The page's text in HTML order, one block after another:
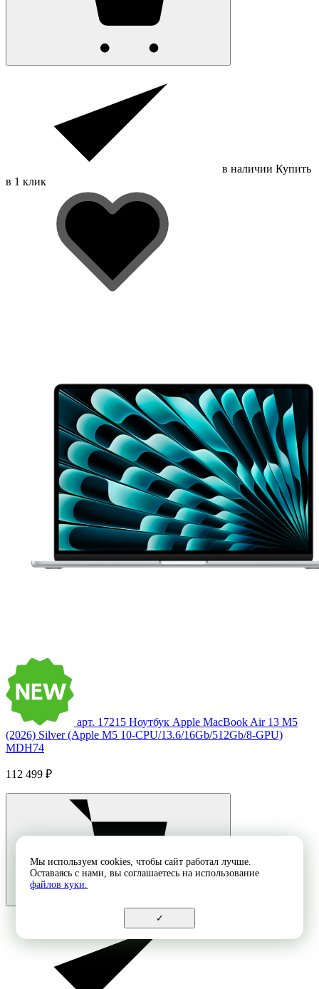
в наличии Купить
в 1 клик
арт. 17215 Ноутбук Apple MacBook Air 13 M5
(2026) Silver (Apple M5 10-CPU/13.6/16Gb/512Gb/8-GPU)
MDH74
112 499 ₽
Мы используем cookies, чтобы сайт работал лучше.
Оставаясь с нами, вы соглашаетесь на использование
файлов куки.
✓